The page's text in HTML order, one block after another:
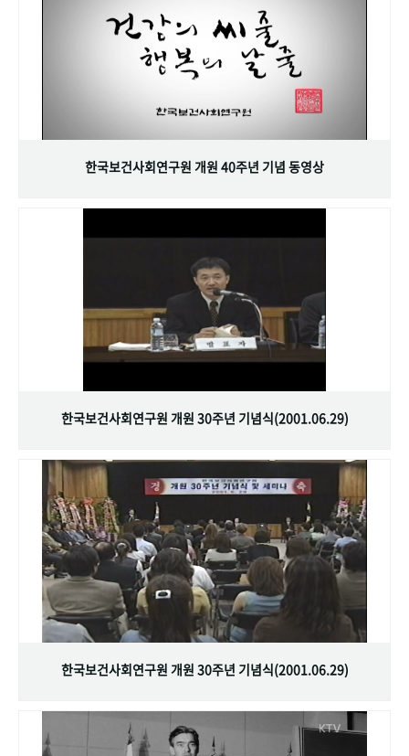
한국보건사회연구원 개원 40주년 기념 동영상
한국보건사회연구원 개원 30주년 기념식(2001.06.29)
한국보건사회연구원 개원 30주년 기념식(2001.06.29)